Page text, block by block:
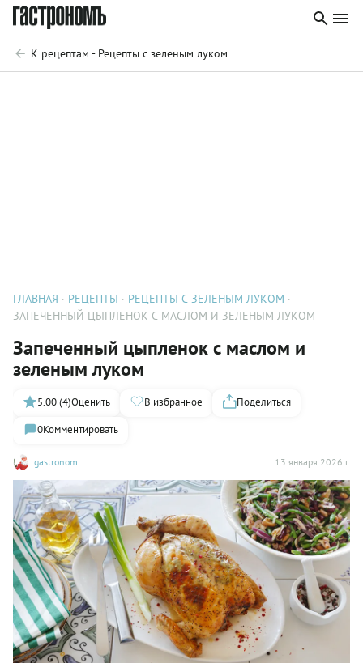
К рецептам - Рецепты с зеленым луком
ГЛАВНАЯ РЕЦЕПТЫ
РЕЦЕПТЫ С ЗЕЛЕНЫМ ЛУКОМ
ЗАПЕЧЕННЫЙ ЦЫПЛЕНОК С МАСЛОМ И ЗЕЛЕНЫМ ЛУКОМ
Запеченный цыпленок с маслом и
зеленым луком
gastronom 13 января 2026 г.
5.00 (4)Оценить В избранное
Поделиться
0Комментировать